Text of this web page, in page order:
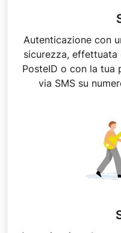
Autenticazione con
sicurezza, effettuata
PosteID o con la tua
via SMS su